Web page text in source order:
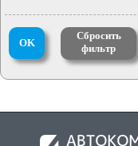
OK
Сбросить
фильтр